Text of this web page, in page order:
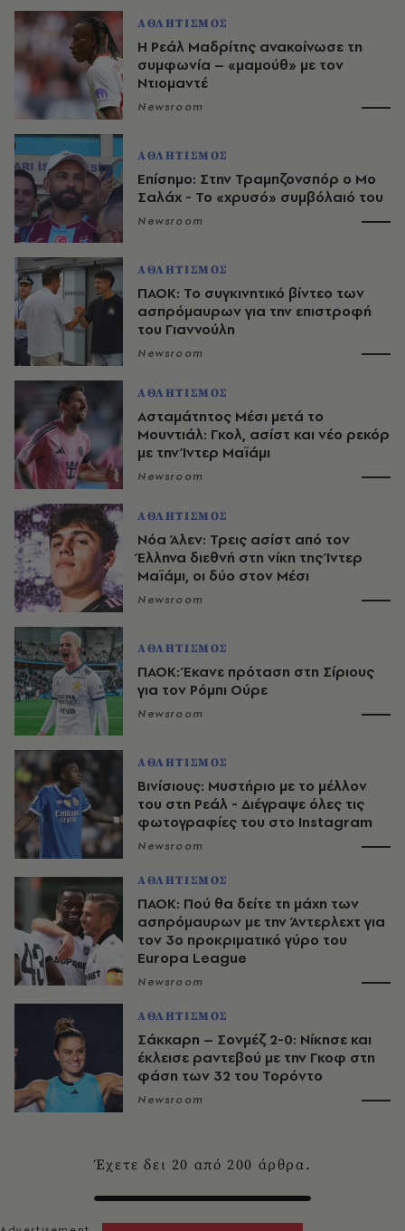
ΑΘΛΗΤΙΣΜΟΣ
Η Ρεάλ Μαδρίτης ανακοίνωσε τη
συμφωνία – «μαμούθ» με τον
Ντιομαντέ
Newsroom
ΑΘΛΗΤΙΣΜΟΣ
Επίσημο: Στην Τραμπζονσπόρ ο Μο
Σαλάχ - Το «χρυσό» συμβόλαιό του
Newsroom
ΑΘΛΗΤΙΣΜΟΣ
ΠΑΟΚ: Το συγκινητικό βίντεο των
ασπρόμαυρων για την επιστροφή
του Γιαννούλη
Newsroom
ΑΘΛΗΤΙΣΜΟΣ
Ασταμάτητος Μέσι μετά το
Μουντιάλ: Γκολ, ασίστ και νέο ρεκόρ
με την Ίντερ Μαϊάμι
Newsroom
ΑΘΛΗΤΙΣΜΟΣ
Νόα Άλεν: Τρεις ασίστ από τον
Έλληνα διεθνή στη νίκη της Ίντερ
Μαϊάμι, οι δύο στον Μέσι
Newsroom
ΑΘΛΗΤΙΣΜΟΣ
ΠΑΟΚ: Έκανε πρόταση στη Σίριους
για τον Ρόμπι Ούρε
Newsroom
ΑΘΛΗΤΙΣΜΟΣ
Βινίσιους: Μυστήριο με το μέλλον
του στη Ρεάλ - Διέγραψε όλες τις
φωτογραφίες του στο Instagram
Newsroom
ΑΘΛΗΤΙΣΜΟΣ
ΠΑΟΚ: Πού θα δείτε τη μάχη των
ασπρόμαυρων με την Άντερλεχτ για
τον 3ο προκριματικό γύρο του
Europa League
Newsroom
ΑΘΛΗΤΙΣΜΟΣ
Σάκκαρη – Σονμέζ 2-0: Νίκησε και
έκλεισε ραντεβού με την Γκοφ στη
φάση των 32 του Τορόντο
Newsroom
Έχετε δει 20 από 200 άρθρα.